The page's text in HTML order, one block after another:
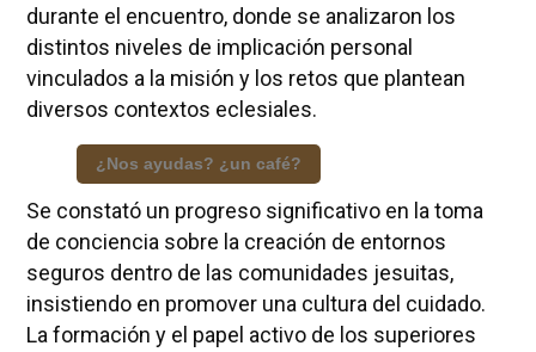
durante el encuentro, donde se analizaron los
distintos niveles de implicación personal
vinculados a la misión y los retos que plantean
diversos contextos eclesiales.
¿Nos ayudas? ¿un café?
Se constató un progreso significativo en la toma
de conciencia sobre la creación de entornos
seguros dentro de las comunidades jesuitas,
insistiendo en promover una cultura del cuidado.
La formación y el papel activo de los superiores